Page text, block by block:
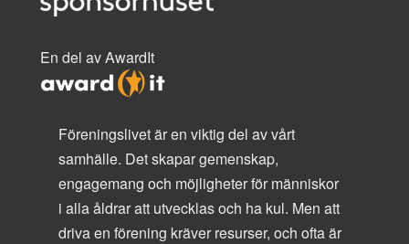
En del av AwardIt
Föreningslivet är en viktig del av vårt
samhälle. Det skapar gemenskap,
engagemang och möjligheter för människor
i alla åldrar att utvecklas och ha kul. Men att
driva en förening kräver resurser, och ofta är